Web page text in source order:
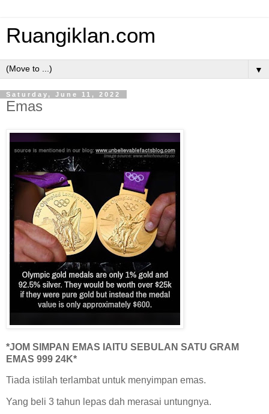
Ruangiklan.com
▼
Saturday, June 11, 2022
Emas
*JOM SIMPAN EMAS IAITU SEBULAN SATU GRAM
EMAS 999 24K*
Tiada istilah terlambat untuk menyimpan emas.
Yang beli 3 tahun lepas dah merasai untungnya.